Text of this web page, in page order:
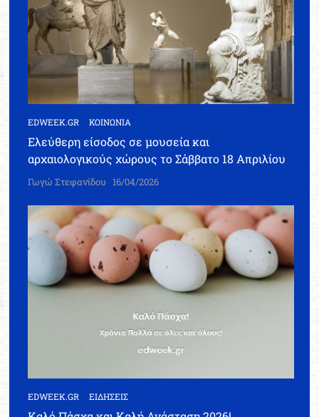
EDWEEK.GR ΚΟΙΝΩΝΙΑ
Ελεύθερη είσοδος σε μουσεία και
αρχαιολογικούς χώρους το Σάββατο 18 Απριλίου
Γωγώ Στεφανίδου 16/04/2026
EDWEEK.GR ΕΙΔΗΣΕΙΣ